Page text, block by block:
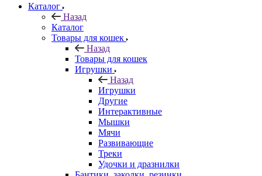
Каталог
Назад
Каталог
Товары для кошек
Назад
Товары для кошек
Игрушки
Назад
Игрушки
Другие
Интерактивные
Мышки
Мячи
Развивающие
Треки
Удочки и дразнилки